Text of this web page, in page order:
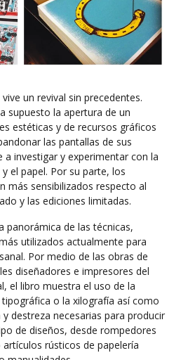
un revival sin precedentes.
supuesto la apertura de un
estéticas y de recursos gráficos
las pantallas de sus
a investigar y experimentar con la
el papel. Por su parte, los
más sensibilizados respecto al
y las ediciones limitadas.
panorámica de las técnicas,
utilizados actualmente para
Por medio de las obras de
diseñadores e impresores del
el libro muestra el uso de la
o la xilografía así como
destreza necesarias para producir
de diseños, desde rompedores
rústicos de papelería